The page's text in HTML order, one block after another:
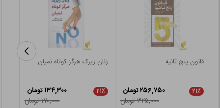
قانون پنج ثانیه
۲۱٪
۲۵۶,۷۵۰ تومان
۳۲۵,۰۰۰ تومان
زنان زیرک هرگز کوتاه نمیان
۲۱٪
۱۳۴,۳۰۰ تومان
۱۷۰,۰۰۰ تومان